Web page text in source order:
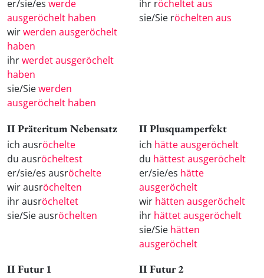
er/sie/es werde
ausgeröchelt haben
wirwerden ausgeröchelt
haben
ihrwerdet ausgeröchelt
haben
sie/Siewerden
ausgeröchelt haben
ihr röcheltet aus
sie/Sie röchelten aus
II Präteritum Nebensatz
ich ausröchelte
du ausröcheltest
er/sie/es ausröchelte
wir ausröchelten
ihr ausröcheltet
sie/Sie ausröchelten
II Plusquamperfekt
ich hätte ausgeröchelt
du hättest ausgeröchelt
er/sie/es hätte
ausgeröchelt
wir hätten ausgeröchelt
ihr hättet ausgeröchelt
sie/Sie hätten
ausgeröchelt
II Futur 1 II Futur 2